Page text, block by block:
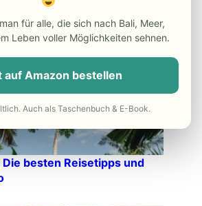
Die besten Reisetipps und
für alle, die sich nach Bali, Meer,
Leben voller Möglichkeiten sehnen.
auf Amazon bestellen
Auch als Taschenbuch & E-Book.